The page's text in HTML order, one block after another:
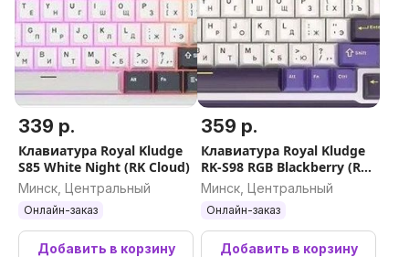
339 р.
Клавиатура Royal Kludge
S85 White Night (RK Cloud)
Минск, Центральный
Онлайн-заказ
Добавить в корзину
359 р.
Клавиатура Royal Kludge
RK-S98 RGB Blackberry (RK
Brown)
Минск, Центральный
Онлайн-заказ
Добавить в корзину